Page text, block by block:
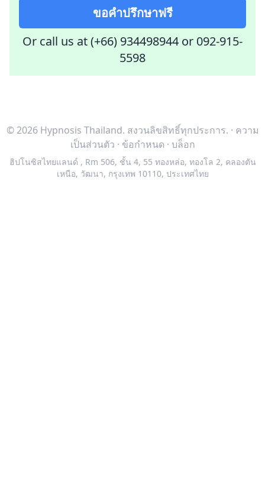
ขอคำปรึกษาฟรี
Or call us at (+66) 934498944 or 092-915-
5598
© 2026 Hypnosis Thailand. สงวนลิขสิทธิ์ทุกประการ. · ความ
เป็นส่วนตัว · ข้อกำหนด · บล็อก
ฮิปโนซิสไทยแลนด์ , Rm 506, ชั้น 4, 55 ทองหล่อ, ทองโล 2, คลองตัน
เหนือ, วัฒนา, กรุงเทพ 10110, ประเทศไทย